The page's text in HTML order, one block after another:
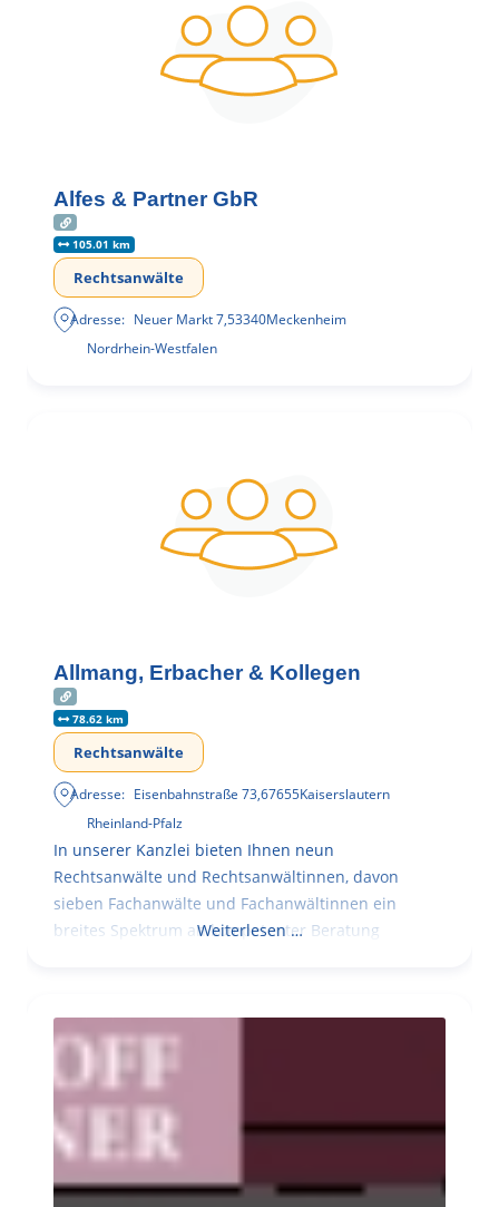
Alfes & Partner GbR
105.01 km
Rechtsanwälte
Adresse: Neuer Markt 7,53340Meckenheim
Nordrhein-Westfalen
Allmang, Erbacher & Kollegen
78.62 km
Rechtsanwälte
Adresse: Eisenbahnstraße 73,67655Kaiserslautern
Rheinland-Pfalz
In unserer Kanzlei bieten Ihnen neun
Rechtsanwälte und Rechtsanwältinnen, davon
sieben Fachanwälte und Fachanwältinnen ein
breites Spektrum an kompetenter Beratung
Weiterlesen …